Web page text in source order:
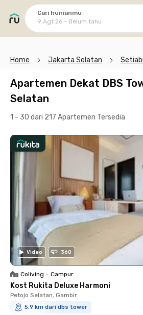
Cari hunianmu
9 Agt 26 - Belum tahu
Home Jakarta Selatan
Apartemen Dekat DBS
Selatan
1 - 30 dari 217 Apartemen Tersedia
Video 360
Coliving • Campur
Kost Rukita Deluxe Harmoni
Petojo Selatan, Gambir
5.9 km dari dbs tower